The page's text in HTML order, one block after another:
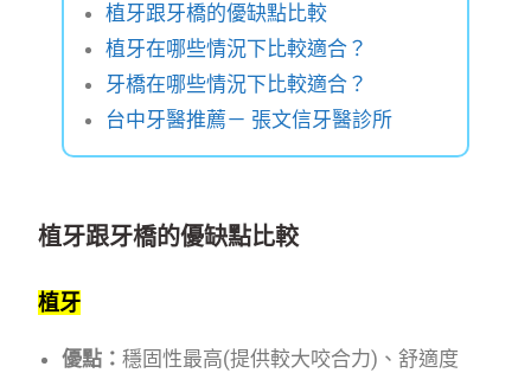
植牙跟牙橋的優缺點比較
植牙在哪些情況下比較適合？
牙橋在哪些情況下比較適合？
台中牙醫推薦－ 張文信牙醫診所
植牙跟牙橋的優缺點比較
植牙
優點：穩固性最高(提供較大咬合力)、舒適度